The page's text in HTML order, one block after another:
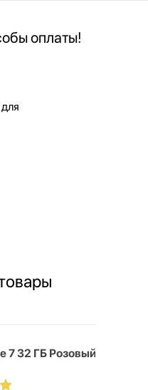
оплаты!
7 32 ГБ Розовый